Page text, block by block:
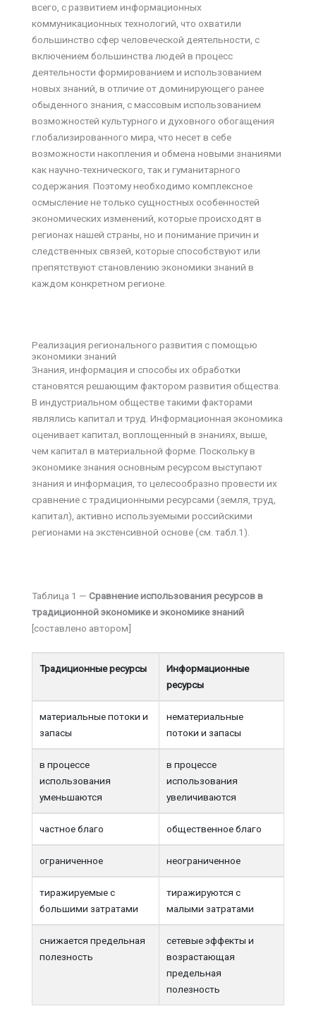
всего, с развитием информационных
коммуникационных технологий, что охватили
большинство сфер человеческой деятельности, с
включением большинства людей в процесс
деятельности формированием и использованием
новых знаний, в отличие от доминирующего ранее
обыденного знания, с массовым использованием
возможностей культурного и духовного обогащения
глобализированного мира, что несет в себе
возможности накопления и обмена новыми знаниями
как научно-технического, так и гуманитарного
содержания. Поэтому необходимо комплексное
осмысление не только сущностных особенностей
экономических изменений, которые происходят в
регионах нашей страны, но и понимание причин и
следственных связей, которые способствуют или
препятствуют становлению экономики знаний в
каждом конкретном регионе.
Реализация регионального развития с помощью
экономики знаний
Знания, информация и способы их обработки
становятся решающим фактором развития общества.
В индустриальном обществе такими факторами
являлись капитал и труд. Информационная экономика
оценивает капитал, воплощенный в знаниях, выше,
чем капитал в материальной форме. Поскольку в
экономике знания основным ресурсом выступают
знания и информация, то целесообразно провести их
сравнение с традиционными ресурсами (земля, труд,
капитал), активно используемыми российскими
регионами на экстенсивной основе (см. табл.1).
Таблица 1 — Сравнение использования ресурсов в
традиционной экономике и экономике знаний
[составлено автором]
Традиционные ресурсы
Информационные
ресурсы
материальные потоки и
запасы
нематериальные
потоки и запасы
в процессе
использования
уменьшаются
в процессе
использования
увеличиваются
частное благо общественное благо
ограниченное неограниченное
тиражируемые с
большими затратами
тиражируются с
малыми затратами
снижается предельная
полезность
сетевые эффекты и
возрастающая
предельная
полезность